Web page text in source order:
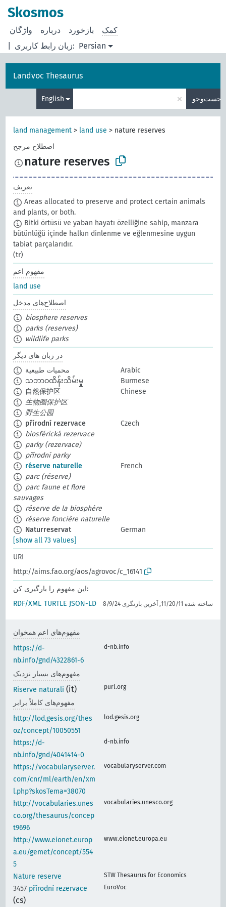
Skosmos
زبان رابط کاربری: Persian
درباره بازخورد کمک
Landvoc Thesaurus
English × جست‌وجو
land management > land use > nature reserves
اصطلاح مرجح
nature reserves
تعریف
Areas allocated to preserve and protect certain animals
and plants, or both.
Bitki örtüsü ve yaban hayatı özelliğine sahip, manzara
bütünlüğü içinde halkın dinlenme ve eğlenmesine uygun
tabiat parçalarıdır.
(tr)
مفهوم اعم
land use
اصطلاح‌های مدخل
biosphere reserves
parks (reserves)
wildlife parks
در زبان های دیگر
محميات طبيعية
Arabic
သဘာဝထိန်းသိမ်းမှု
Burmese
自然保护区
Chinese
生物圈保护区
野生公园
přírodní rezervace
Czech
biosférická rezervace
parky (rezervace)
přírodní parky
réserve naturelle
French
parc (réserve)
parc faune et flore
sauvages
réserve de la biosphère
réserve foncière naturelle
Naturreservat
German
[show all 73 values]
URI
http://aims.fao.org/aos/agrovoc/c_16141
این مفهوم را بارگیری کن:
RDF/XML TURTLE JSON-LD ساخته شده 11/20/11, آخرین بازنگری 8/9/24
مفهوم‌های اعم همخوان
https://d-
nb.info/gnd/4322861-6
d-nb.info
مفهوم‌های بسیار نزدیک
Riserve naturali (it) purl.org
مفهوم‌های کاملاً برابر
http://lod.gesis.org/thes
oz/concept/10050551
lod.gesis.org
https://d-
nb.info/gnd/4041414-0
d-nb.info
https://vocabularyserver.
com/cnr/ml/earth/en/xm
l.php?skosTema=38070
vocabularyserver.com
http://vocabularies.unes
co.org/thesaurus/concep
t9696
vocabularies.unesco.org
http://www.eionet.europ
a.eu/gemet/concept/554
5
www.eionet.europa.eu
Nature reserve STW Thesaurus for Economics
3457 přírodní rezervace
(cs)
EuroVoc